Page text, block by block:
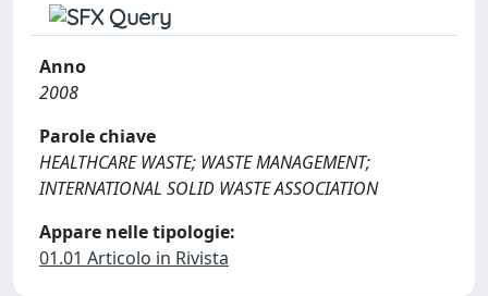
Anno
2008
Parole chiave
HEALTHCARE WASTE; WASTE MANAGEMENT;
INTERNATIONAL SOLID WASTE ASSOCIATION
Appare nelle tipologie:
01.01 Articolo in Rivista